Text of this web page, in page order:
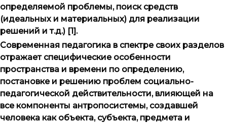
определяемой проблемы, поиск средств
(идеальных и материальных) для реализации
решений и т.д.) [1].
Современная педагогика в спектре своих разделов
отражает специфические особенности
пространства и времени по определению,
постановке и решению проблем социально-
педагогической действительности, влияющей на
все компоненты антропосистемы, создавшей
человека как объекта, субъекта, предмета и